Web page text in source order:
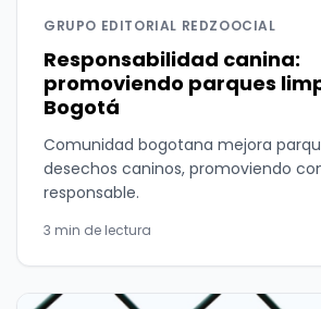
GRUPO EDITORIAL REDZOOCIAL
Responsabilidad canina:
promoviendo parques
Bogotá
Comunidad bogotana mejora
desechos caninos, promoviendo
responsable.
3 min de lectura